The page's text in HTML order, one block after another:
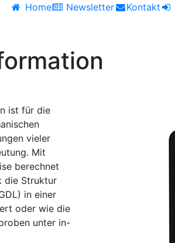
Home Newsletter Kontakt
ist für die
vieler
Mit
berechnet
die Struktur
in einer
oder wie die
unter in-